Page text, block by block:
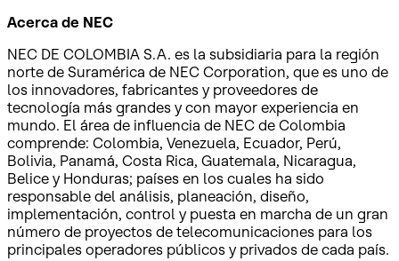
Acerca de NEC
NEC DE COLOMBIA S.A. es la subsidiaria para la región
norte de Suramérica de NEC Corporation, que es uno de
los innovadores, fabricantes y proveedores de
tecnología más grandes y con mayor experiencia en
mundo. El área de influencia de NEC de Colombia
comprende: Colombia, Venezuela, Ecuador, Perú,
Bolivia, Panamá, Costa Rica, Guatemala, Nicaragua,
Belice y Honduras; países en los cuales ha sido
responsable del análisis, planeación, diseño,
implementación, control y puesta en marcha de un gran
número de proyectos de telecomunicaciones para los
principales operadores públicos y privados de cada país.